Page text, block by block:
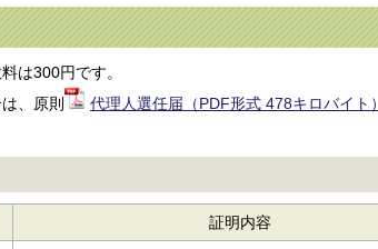
は300円です。
、原則
代理人選任届（PDF形式 478キロバイト）
証明内容